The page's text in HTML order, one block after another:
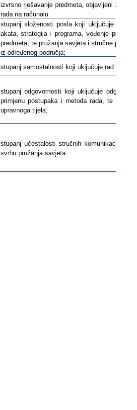
izvrsno rješavanje predmeta, objavljeni
rada na računalu
stupanj složenosti posla koji uključuje
akata, strategija i programa, vođenje
predmeta, te pružanja savjeta i stručne
iz određenog područja;
stupanj samostalnosti koji uključuje rad u
stupanj odgovornosti koji uključuje
primjenu postupaka i metoda rada, te
upravnoga tijela;
stupanj učestalosti stručnih komunikacija
svrhu pružanja savjeta.